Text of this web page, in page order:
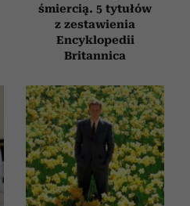
śmiercią. 5 tytułów
z zestawienia
Encyklopedii
Britannica